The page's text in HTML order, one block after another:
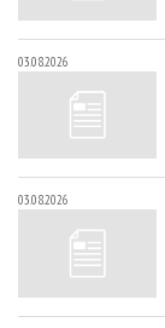
03.08.2026
03.08.2026